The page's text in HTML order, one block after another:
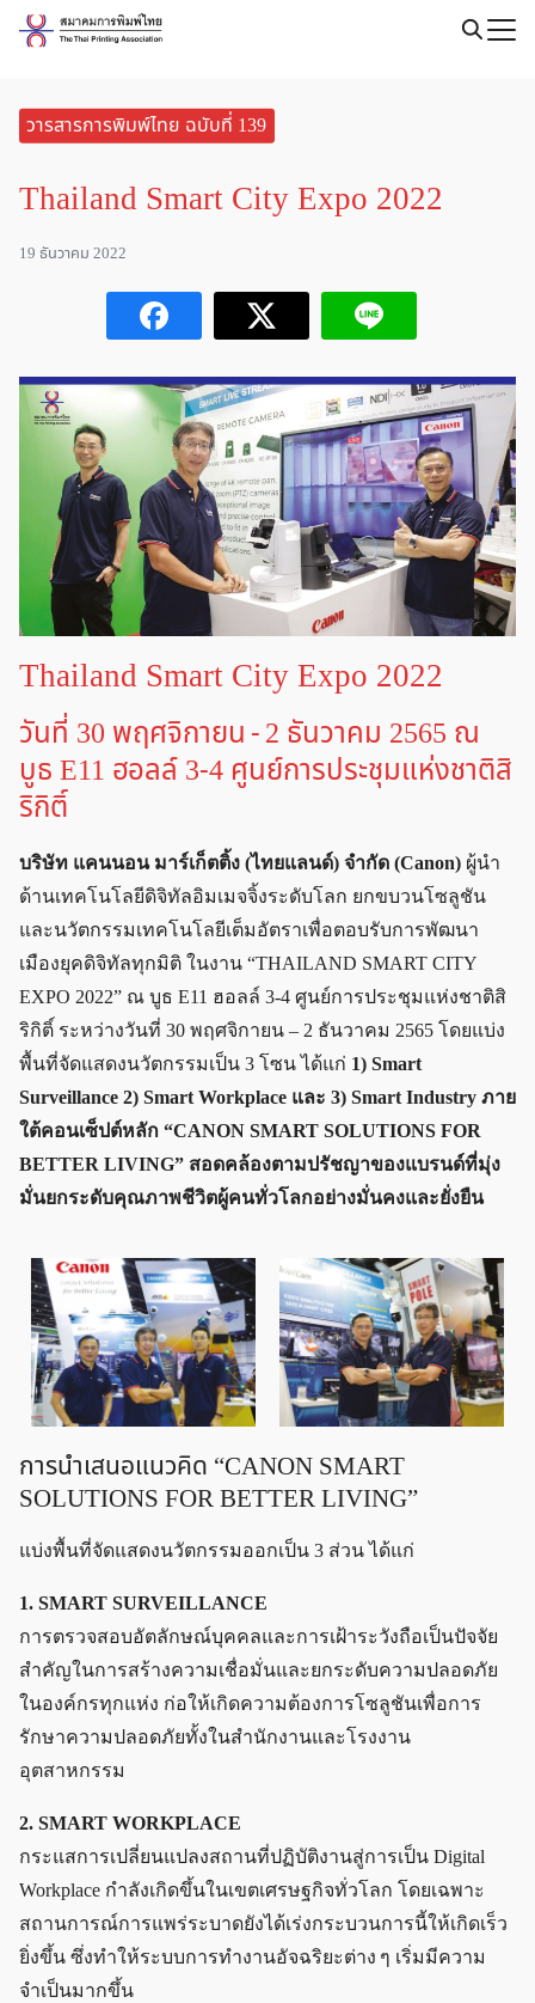
Skip
วารสารการพิมพ์ไทย ฉบับที่ 139
Thailand Smart City Expo 2022
19 ธันวาคม 2022
Thailand Smart City Expo 2022
วันที่ 30 พฤศจิกายน - 2 ธันวาคม 2565 ณ
บูธ E11 ฮอลล์ 3-4 ศูนย์การประชุมแห่งชาติสิ
ริกิติ์
บริษัท แคนนอน มาร์เก็ตติ้ง (ไทยแลนด์) จำกัด (Canon) ผู้นำ
ด้านเทคโนโลยีดิจิทัลอิมเมจจิ้งระดับโลก ยกขบวนโซลูชัน
และนวัตกรรมเทคโนโลยีเต็มอัตราเพื่อตอบรับการพัฒนา
เมืองยุคดิจิทัลทุกมิติ ในงาน “THAILAND SMART CITY
EXPO 2022” ณ บูธ E11 ฮอลล์ 3-4 ศูนย์การประชุมแห่งชาติสิ
ริกิติ์ ระหว่างวันที่ 30 พฤศจิกายน – 2 ธันวาคม 2565 โดยแบ่ง
พื้นที่จัดแสดงนวัตกรรมเป็น 3 โซน ได้แก่ 1) Smart
Surveillance 2) Smart Workplace และ 3) Smart Industry ภาย
ใต้คอนเซ็ปต์หลัก “CANON SMART SOLUTIONS FOR
BETTER LIVING” สอดคล้องตามปรัชญาของแบรนด์ที่มุ่ง
มั่นยกระดับคุณภาพชีวิตผู้คนทั่วโลกอย่างมั่นคงและยั่งยืน
การนำเสนอแนวคิด “CANON SMART
SOLUTIONS FOR BETTER LIVING”
แบ่งพื้นที่จัดแสดงนวัตกรรมออกเป็น 3 ส่วน ได้แก่
1. SMART SURVEILLANCE
การตรวจสอบอัตลักษณ์บุคคลและการเฝ้าระวังถือเป็นปัจจัย
สำคัญในการสร้างความเชื่อมั่นและยกระดับความปลอดภัย
ในองค์กรทุกแห่ง ก่อให้เกิดความต้องการโซลูชันเพื่อการ
รักษาความปลอดภัยทั้งในสำนักงานและโรงงาน
อุตสาหกรรม
2. SMART WORKPLACE
กระแสการเปลี่ยนแปลงสถานที่ปฏิบัติงานสู่การเป็น Digital
Workplace กำลังเกิดขึ้นในเขตเศรษฐกิจทั่วโลก โดยเฉพาะ
สถานการณ์การแพร่ระบาดยังได้เร่งกระบวนการนี้ให้เกิดเร็ว
ยิ่งขึ้น ซึ่งทำให้ระบบการทำงานอัจฉริยะต่าง ๆ เริ่มมีความ
จำเป็นมากขึ้น